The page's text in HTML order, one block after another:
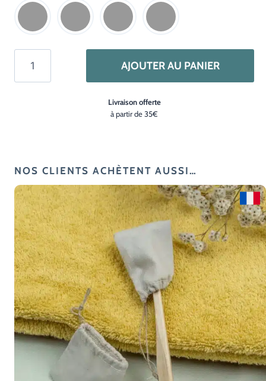
à
dents
rechargeable
pour
enfant
–
La
mini
Maline
AJOUTER AU PANIER
Livraison offerte
à partir de 35€
NOS CLIENTS ACHÈTENT AUSSI…